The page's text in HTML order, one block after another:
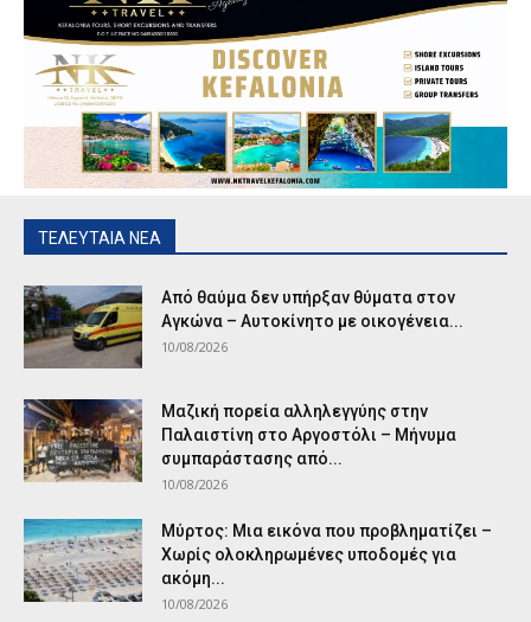
ΤΕΛΕΥΤΑΙΑ ΝΕΑ
Από θαύμα δεν υπήρξαν θύματα στον
Αγκώνα – Αυτοκίνητο με οικογένεια...
10/08/2026
Μαζική πορεία αλληλεγγύης στην
Παλαιστίνη στο Αργοστόλι – Μήνυμα
συμπαράστασης από...
10/08/2026
Μύρτος: Μια εικόνα που προβληματίζει –
Χωρίς ολοκληρωμένες υποδομές για
ακόμη...
10/08/2026